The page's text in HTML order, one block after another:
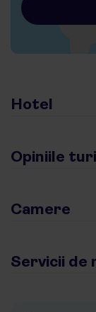
Hotel
Opiniile
Camere
Servicii de